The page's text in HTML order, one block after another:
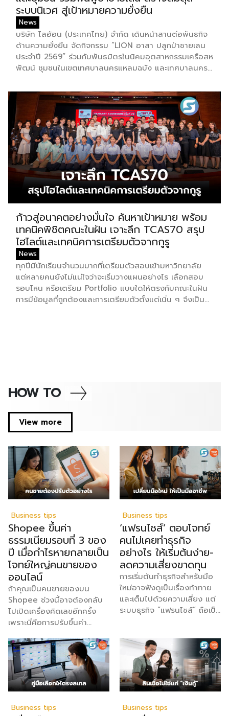
ฮูฮอตในการยกระดับอุตสาหกรรมนม พร้อมกล่าวเสริมว่า
รางวัลอันทรงเกียรตินี้ยังมุ่งหวังให้เป็นแรงขับเคลื่อนแก่
องค์กรระดับแถวหน้าอย่าง Yili Group […]
ระบบนิเวศ สู่เป้าหมายความยั่งยืน
News
บริษัท ไลอ้อน (ประเทศไทย) จำกัด เดินหน้าสานต่อพันธกิจ
ด้านความยั่งยืน จัดกิจกรรม “LION อาสา ปลูกป่าชายเลน
ประจำปี 2569” ร่วมกับพันธมิตรในนิคมอุตสาหกรรมเครือสห
พัฒน์ ชุมชนในเขตเทศบาลนครแหลมฉบัง และเทศบาลนคร
จังหวัดชลบุรี เพื่อร่วมฟื้นฟูระบบนิเวศชายฝั่งทะเล เพิ่มพื้นที่สี
เขียว และส่งเสริมการมีส่วนร่วมของทุกภาคส่วนในการ
อนุรักษ์ทรัพยากรธรรมชาติอย่างยั่งยืน กิจกรรมครั้งนี้ได้รับ
เกียรติจาก นายสันติ ศิริตันหยง รองนายกเทศมนตรีนคร
แหลมฉบัง เป็นประธานในพิธีเปิด พร้อมด้วยผู้บริหารและ
พนักงานจิตอาสาของบริษัท ไลอ้อน (ประเทศไทย) จำกัด ผู้
แทนบริษัทพันธมิตรในนิคมอุตสาหกรรมเครือสหพัฒน์ หน่วย
งานภาครัฐ และตัวแทนชุมชน ร่วมกันปลูกต้นโกงกางและ
พันธุ์ไม้ป่าชายเลน ภายใต้แนวคิด “รวมพลังคนรักษ์โลก
ปลูกป่าชายเลนให้โลกได้หายใจ” เพื่อฟื้นฟูความอุดมสมบูรณ์
ของระบบนิเวศชายฝั่ง ซึ่งเป็นแหล่งอนุบาลสัตว์น้ำที่สำคัญ
ช่วยป้องกันการกัดเซาะชายฝั่ง และเพิ่มศักยภาพในการดูดซับ
ก๊าซคาร์บอนไดออกไซด์ อันเป็นส่วนหนึ่งของการบรรเทาผลก
ระทบจากการเปลี่ยนแปลงสภาพภูมิอากาศ สอดคล้องกับเป้า
หมายการพัฒนาที่ยั่งยืน (Sustainable Development
Goals: SDGs) ขององค์การสหประชาชาติ บริษัท ไลอ้อน
(ประเทศไทย) จำกัด เชื่อมั่นว่าการดำเนินธุรกิจที่ยั่งยืนต้อง
เติบโตควบคู่กับการดูแลสังคมและสิ่งแวดล้อม จึงจัด
กิจกรรม LION อาสา […]
ก้าวสู่อนาคตอย่างมั่นใจ ค้นหาเป้าหมาย พร้อม
เทคนิคพิชิตคณะในฝัน เจาะลึก TCAS70 สรุป
ไฮไลต์และเทคนิคการเตรียมตัวจากกูรู
News
ทุกปีมีนักเรียนจำนวนมากที่เตรียมตัวสอบเข้ามหาวิทยาลัย
แต่หลายคนยังไม่แน่ใจว่าจะเริ่มวางแผนอย่างไร เลือกสอบ
รอบไหน หรือเตรียม Portfolio แบบใดให้ตรงกับคณะในฝัน
การมีข้อมูลที่ถูกต้องและการเตรียมตัวตั้งแต่เนิ่น ๆ จึงเป็น
พี่เฟรนด์ OnDemand-พี่อะตอม เด็กโชว์พอร์ต” มาร่วมกัน
ถ่ายทอดประสบการณ์และแนวทางพิชิตคณะในฝันอย่างเข้ม
ข้น เรื่องสำคัญที่ #DEK70 ต้องรู้ ก่อนลงสนามสอบ
TCAS70 หนึ่งในไฮไลต์สำคัญของงาน คือการอัปเดตข้อมูล
ล่าสุดของระบบ TCAS70 ที่ #DEK70 ควรรู้ เพื่อให้สามารถ
วางแผนการสอบได้อย่างถูกต้องตั้งแต่เริ่มต้น โดยพี่น็อต
SmartMathPro (ดร.ธีระยุทธ บุญมา) […]
HOW TO
View more
Business tips
Shopee ขึ้นค่า
ธรรมเนียมรอบที่ 3 ของ
ปี เมื่อกำไรหายกลายเป็น
โจทย์ใหญ่คนขายของ
ออนไลน์
ถ้าคุณเป็นคนขายของบน
Shopee ช่วงนี้อาจต้องกลับ
ไปเปิดเครื่องคิดเลขอีกครั้ง
เพราะนี่คือการปรับขึ้นค่า
แล้ว หลังจากที่เพิ่งขึ้นไปเมื่อ
เดือนเมษายน และมิถุนายนที่
ผ่านมา และรอบนี้จะมีผลตั้งแต่
วันที่ 4 สิงหาคม 2569 เป็นต้น
ไป สำหรับการปรับค่า
ประเภทร้าน เช่น ร้านที่เป็น
Business tips
‘แฟรนไชส์’ ตอบโจทย์
คนไม่เคยทำธุรกิจ
อย่างไร ให้เริ่มต้นง่าย-
ลดความเสี่ยงขาดทุน
การเริ่มต้นทำธุรกิจสำหรับมือ
ใหม่อาจฟังดูเป็นเรื่องท้าทาย
และเต็มไปด้วยความเสี่ยง แต่
ระบบธุรกิจ “แฟรนไชส์” ถือเป็น
อย่างดีเยี่ยม กรมพัฒนา
ธุรกิจการค้า กระทรวงพาณิชย์
ได้เปิดเผยถึง 5 เหตุผลสำคัญ
ที่ชี้ให้เห็นว่า ทำไมระบบแฟรน
ไชส์จึงเป็นทางเลือกการลงทุน
สำหรับผู้เริ่มต้นได้อย่างมี
Business tips Business tips